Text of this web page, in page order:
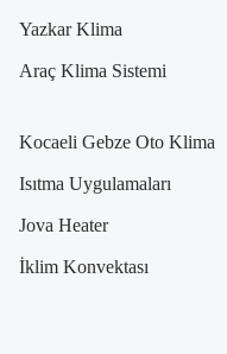
Yazkar Klima
Araç Klima Sistemi
Kocaeli Gebze Oto Klima
Isıtma Uygulamaları
Jova Heater
İklim Konvektası